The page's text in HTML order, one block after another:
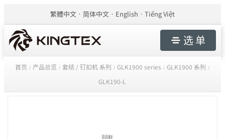
繁體中文 简体中文 English Tiếng Việt
选 单
首页 / 产品总览 / 套结 / 钉扣机 系列 / GLK1900 series / GLK1900 系列 /
GLK190-L